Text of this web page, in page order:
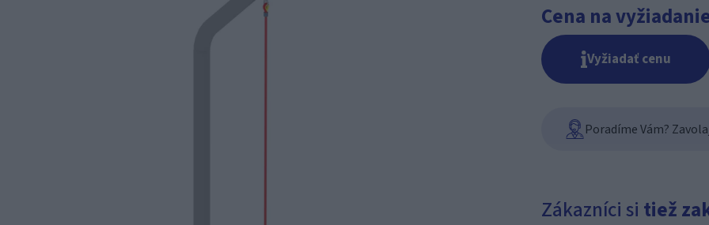
Cena na
Vyžiadať cenu
Poradíme Vám?
Zákazníci si tiež